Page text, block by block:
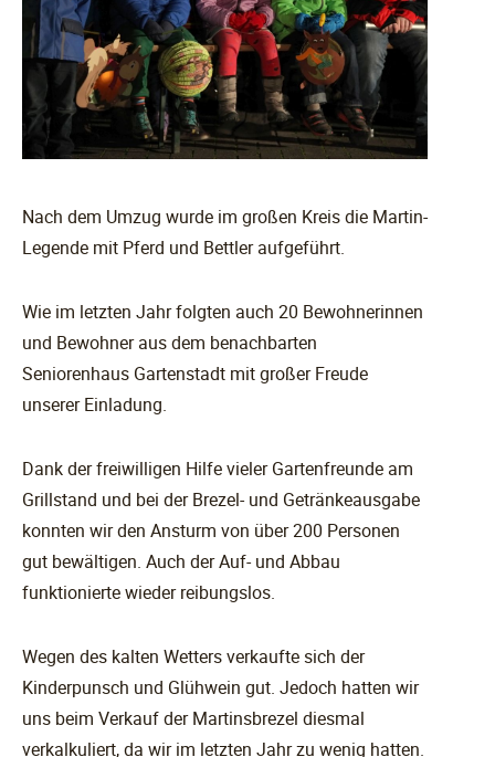
Nach dem Umzug wurde im großen Kreis die Martin-
Legende mit Pferd und Bettler aufgeführt.
Wie im letzten Jahr folgten auch 20 Bewohnerinnen
und Bewohner aus dem benachbarten
Seniorenhaus Gartenstadt mit großer Freude
unserer Einladung.
Dank der freiwilligen Hilfe vieler Gartenfreunde am
Grillstand und bei der Brezel- und Getränkeausgabe
konnten wir den Ansturm von über 200 Personen
gut bewältigen. Auch der Auf- und Abbau
funktionierte wieder reibungslos.
Wegen des kalten Wetters verkaufte sich der
Kinderpunsch und Glühwein gut. Jedoch hatten wir
uns beim Verkauf der Martinsbrezel diesmal
verkalkuliert, da wir im letzten Jahr zu wenig hatten.